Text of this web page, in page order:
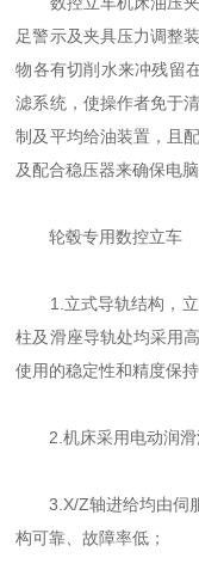
足警示及夹具压力调整
物各有切削水来冲残留
滤系统，使操作者免于
制及平均给油装置，且
及配合稳压器来确保电
轮毂专用数控立车
1.立式导轨结构，立
柱及滑座导轨处均采用
使用的稳定性和精度保持
2.机床采用电动润滑
3.X/Z轴进给均由伺服
构可靠、故障率低；